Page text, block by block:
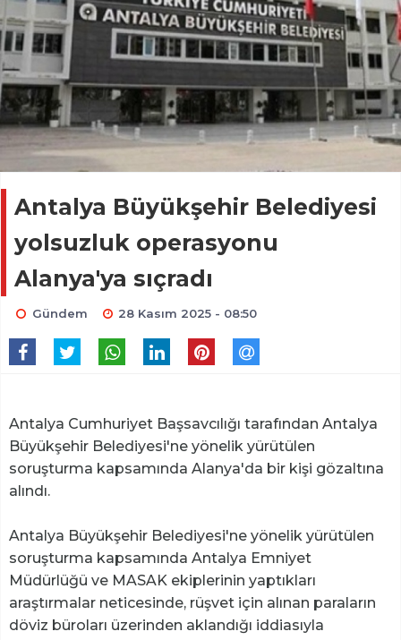
Antalya Büyükşehir Belediyesi
yolsuzluk operasyonu
Alanya'ya sıçradı
Gündem 28 Kasım 2025 - 08:50
Antalya Cumhuriyet Başsavcılığı tarafından Antalya
Büyükşehir Belediyesi'ne yönelik yürütülen
soruşturma kapsamında Alanya'da bir kişi gözaltına
alındı.
Antalya Büyükşehir Belediyesi'ne yönelik yürütülen
soruşturma kapsamında Antalya Emniyet
Müdürlüğü ve MASAK ekiplerinin yaptıkları
araştırmalar neticesinde, rüşvet için alınan paraların
döviz büroları üzerinden aklandığı iddiasıyla